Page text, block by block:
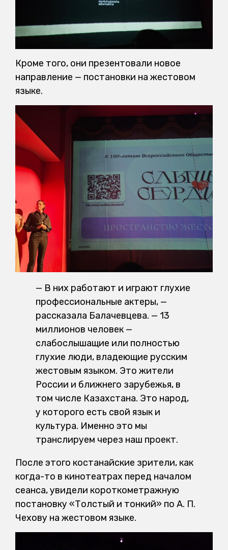
Кроме того, они презентовали новое
направление — постановки на жестовом
языке.
— В них работают и играют глухие
профессиональные актеры, —
рассказала Балачевцева. — 13
миллионов человек —
слабослышащие или полностью
глухие люди, владеющие русским
жестовым языком. Это жители
России и ближнего зарубежья, в
том числе Казахстана. Это народ,
у которого есть свой язык и
культура. Именно это мы
транслируем через наш проект.
После этого костанайские зрители, как
когда-то в кинотеатрах перед началом
сеанса, увидели короткометражную
постановку «Толстый и тонкий» по А. П.
Чехову на жестовом языке.